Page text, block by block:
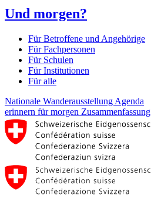
Und morgen?
Für Betroffene und Angehörige
Für Fachpersonen
Für Schulen
Für Institutionen
Für alle
Nationale Wanderausstellung Agenda
erinnern für morgen Zusammenfassung